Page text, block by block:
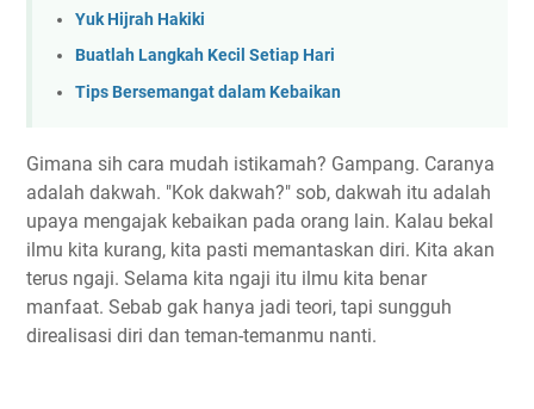
Yuk Hijrah Hakiki
Buatlah Langkah Kecil Setiap Hari
Tips Bersemangat dalam Kebaikan
Gimana sih cara mudah istikamah? Gampang. Caranya
adalah dakwah. "Kok dakwah?" sob, dakwah itu adalah
upaya mengajak kebaikan pada orang lain. Kalau bekal
ilmu kita kurang, kita pasti memantaskan diri. Kita akan
terus ngaji. Selama kita ngaji itu ilmu kita benar
manfaat. Sebab gak hanya jadi teori, tapi sungguh
direalisasi diri dan teman-temanmu nanti.